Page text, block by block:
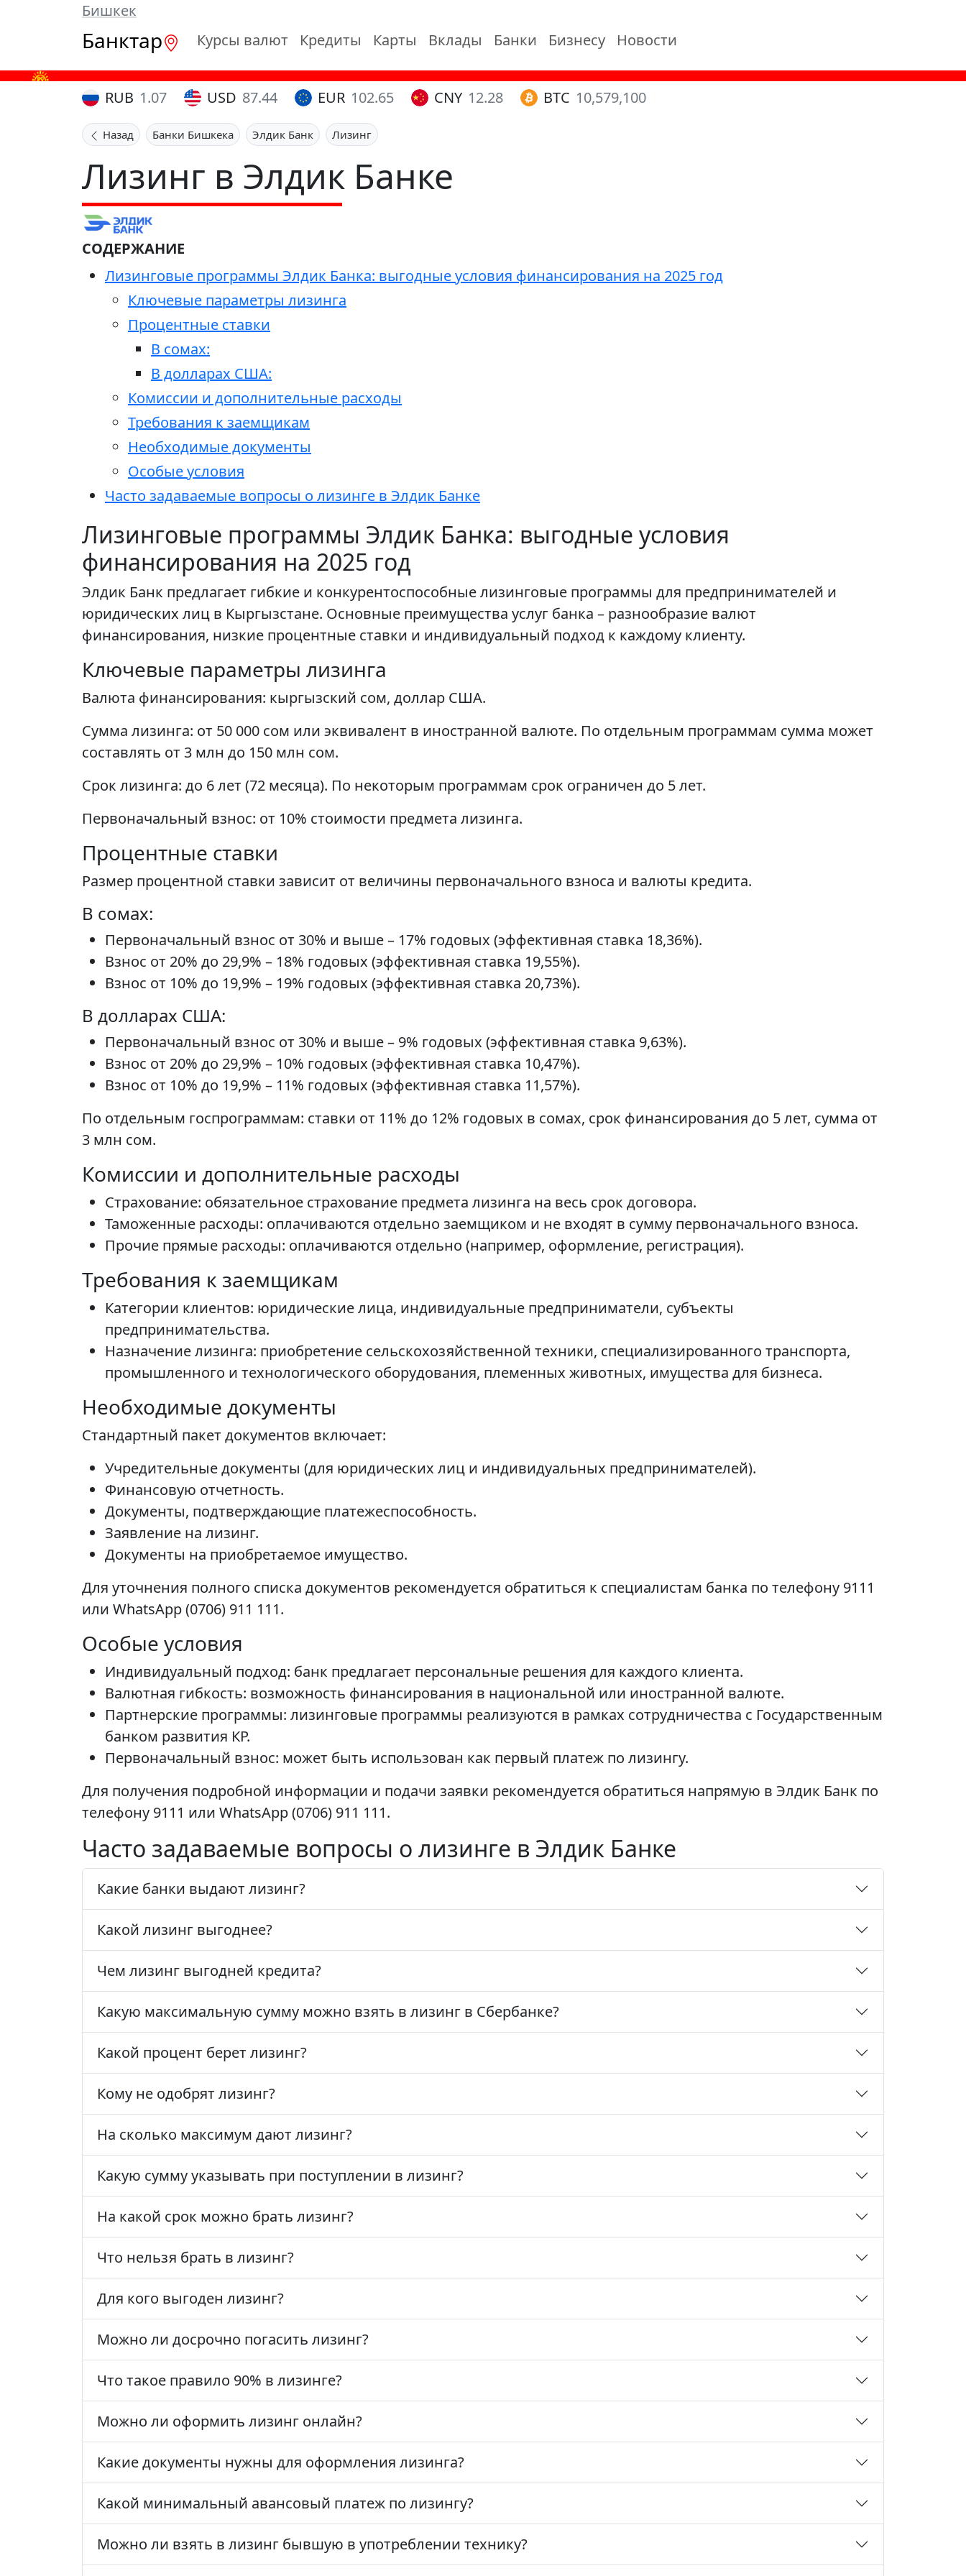
Бишкек
Банктар Курсы валют Кредиты Карты Вклады Банки Бизнесу Новости
RUB 1.07 USD 87.44 EUR 102.65 CNY 12.28 BTC 10,579,100
Назад Банки Бишкека Элдик Банк Лизинг
Лизинг в Элдик Банке
СОДЕРЖАНИЕ
Лизинговые программы Элдик Банка: выгодные условия финансирования на 2025 год
Ключевые параметры лизинга
Процентные ставки
В сомах:
В долларах США:
Комиссии и дополнительные расходы
Требования к заемщикам
Необходимые документы
Особые условия
Часто задаваемые вопросы о лизинге в Элдик Банке
Лизинговые программы Элдик Банка: выгодные условия
финансирования на 2025 год
Элдик Банк предлагает гибкие и конкурентоспособные лизинговые программы для предпринимателей и
юридических лиц в Кыргызстане. Основные преимущества услуг банка – разнообразие валют
финансирования, низкие процентные ставки и индивидуальный подход к каждому клиенту.
Ключевые параметры лизинга
Валюта финансирования: кыргызский сом, доллар США.
Сумма лизинга: от 50 000 сом или эквивалент в иностранной валюте. По отдельным программам сумма может
составлять от 3 млн до 150 млн сом.
Срок лизинга: до 6 лет (72 месяца). По некоторым программам срок ограничен до 5 лет.
Первоначальный взнос: от 10% стоимости предмета лизинга.
Процентные ставки
Размер процентной ставки зависит от величины первоначального взноса и валюты кредита.
В сомах:
Первоначальный взнос от 30% и выше – 17% годовых (эффективная ставка 18,36%).
Взнос от 20% до 29,9% – 18% годовых (эффективная ставка 19,55%).
Взнос от 10% до 19,9% – 19% годовых (эффективная ставка 20,73%).
В долларах США:
Первоначальный взнос от 30% и выше – 9% годовых (эффективная ставка 9,63%).
Взнос от 20% до 29,9% – 10% годовых (эффективная ставка 10,47%).
Взнос от 10% до 19,9% – 11% годовых (эффективная ставка 11,57%).
По отдельным госпрограммам: ставки от 11% до 12% годовых в сомах, срок финансирования до 5 лет, сумма от
3 млн сом.
Комиссии и дополнительные расходы
Страхование: обязательное страхование предмета лизинга на весь срок договора.
Таможенные расходы: оплачиваются отдельно заемщиком и не входят в сумму первоначального взноса.
Прочие прямые расходы: оплачиваются отдельно (например, оформление, регистрация).
Требования к заемщикам
Категории клиентов: юридические лица, индивидуальные предприниматели, субъекты
предпринимательства.
Назначение лизинга: приобретение сельскохозяйственной техники, специализированного транспорта,
промышленного и технологического оборудования, племенных животных, имущества для бизнеса.
Необходимые документы
Стандартный пакет документов включает:
Учредительные документы (для юридических лиц и индивидуальных предпринимателей).
Финансовую отчетность.
Документы, подтверждающие платежеспособность.
Заявление на лизинг.
Документы на приобретаемое имущество.
Для уточнения полного списка документов рекомендуется обратиться к специалистам банка по телефону 9111
или WhatsApp (0706) 911 111.
Особые условия
Индивидуальный подход: банк предлагает персональные решения для каждого клиента.
Валютная гибкость: возможность финансирования в национальной или иностранной валюте.
Партнерские программы: лизинговые программы реализуются в рамках сотрудничества с Государственным
банком развития КР.
Первоначальный взнос: может быть использован как первый платеж по лизингу.
Для получения подробной информации и подачи заявки рекомендуется обратиться напрямую в Элдик Банк по
телефону 9111 или WhatsApp (0706) 911 111.
Часто задаваемые вопросы о лизинге в Элдик Банке
Какие банки выдают лизинг?
Какой лизинг выгоднее?
Чем лизинг выгодней кредита?
Какую максимальную сумму можно взять в лизинг в Сбербанке?
Какой процент берет лизинг?
Кому не одобрят лизинг?
На сколько максимум дают лизинг?
Какую сумму указывать при поступлении в лизинг?
На какой срок можно брать лизинг?
Что нельзя брать в лизинг?
Для кого выгоден лизинг?
Можно ли досрочно погасить лизинг?
Что такое правило 90% в лизинге?
Можно ли оформить лизинг онлайн?
Какие документы нужны для оформления лизинга?
Какой минимальный авансовый платеж по лизингу?
Можно ли взять в лизинг бывшую в употреблении технику?